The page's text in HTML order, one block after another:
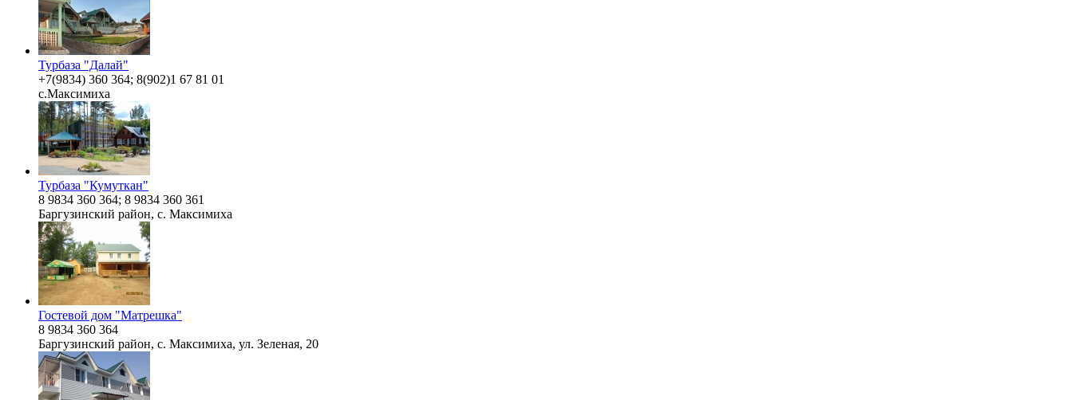
Турбаза "Далай"
+7(9834) 360 364; 8(902)1 67 81 01
с.Максимиха
Турбаза "Кумуткан"
8 9834 360 364; 8 9834 360 361
Баргузинский район, с. Максимиха
Гостевой дом "Матрешка"
8 9834 360 364
Баргузинский район, с. Максимиха, ул. Зеленая, 20